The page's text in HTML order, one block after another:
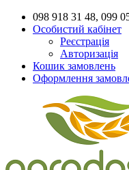
098 918 31 48, 099
Особистий кабінет
Реєстрація
Авторизація
Кошик замовлень
Оформлення